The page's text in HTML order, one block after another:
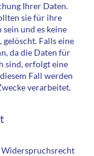
Ihrer Daten.
sie für ihre
und es keine
Falls eine
da die Daten für
sind, erfolgt eine
Fall werden
verarbeitet.
Widerspruchsrecht